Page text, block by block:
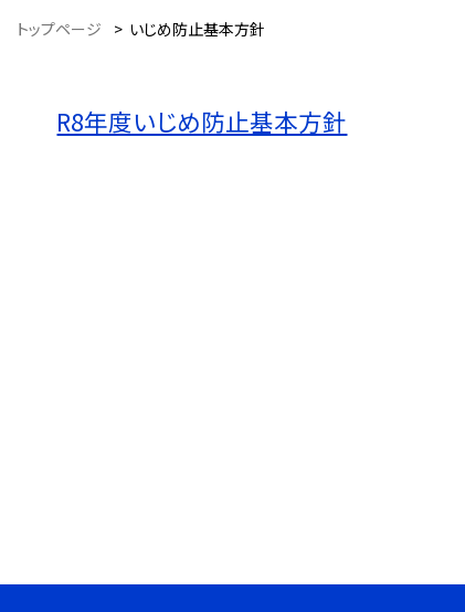
トップページ > いじめ防止基本方針
R8年度いじめ防止基本方針